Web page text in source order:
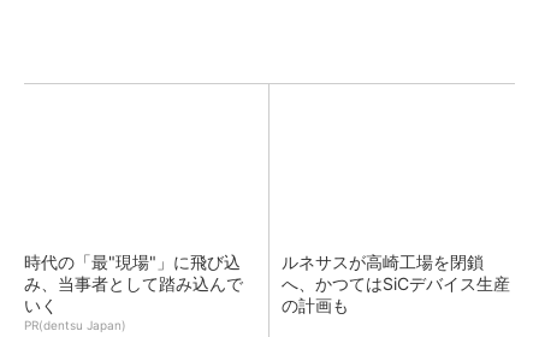
時代の「最"現場"」に飛び込
み、当事者として踏み込んで
いく
PR(dentsu Japan)
ルネサスが高崎工場を閉鎖
へ、かつてはSiCデバイス生産
の計画も